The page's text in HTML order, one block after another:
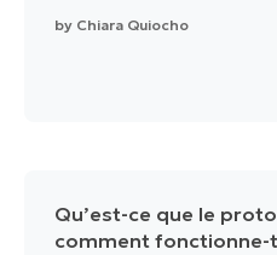
by Chiara Quiocho
Qu’est-ce que le
comment fonctionne-